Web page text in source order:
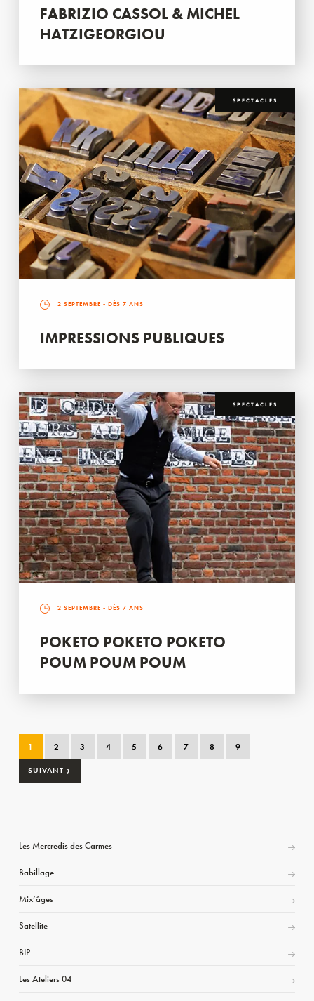
FABRIZIO CASSOL & MICHEL
HATZIGEORGIOU
SPECTACLES
2 SEPTEMBRE - DÈS 7 ANS
IMPRESSIONS PUBLIQUES
SPECTACLES
2 SEPTEMBRE - DÈS 7 ANS
POKETO POKETO POKETO
POUM POUM POUM
1 2 3 4 5 6 7 8 9
SUIVANT ›
Les Mercredis des Carmes
Babillage
Mix’âges
Satellite
BIP
Les Ateliers 04